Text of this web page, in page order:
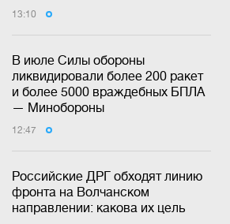
13:10
В июле Силы обороны
ликвидировали более 200 ракет
и более 5000 враждебных БПЛА
— Минобороны
12:47
Российские ДРГ обходят линию
фронта на Волчанском
направлении: какова их цель